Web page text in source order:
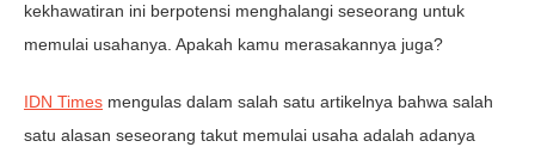
kekhawatiran ini berpotensi menghalangi seseorang untuk
memulai usahanya. Apakah kamu merasakannya juga?
IDN Times mengulas dalam salah satu artikelnya bahwa salah
satu alasan seseorang takut memulai usaha adalah adanya